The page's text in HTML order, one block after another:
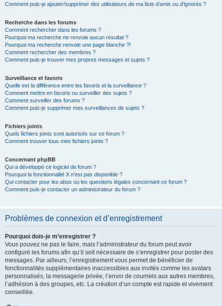
Comment puis-je ajouter/supprimer des utilisateurs de ma liste d’amis ou d’ignorés ?
Recherche dans les forums
Comment rechercher dans les forums ?
Pourquoi ma recherche ne renvoie aucun résultat ?
Pourquoi ma recherche renvoie une page blanche ?!
Comment rechercher des membres ?
Comment puis-je trouver mes propres messages et sujets ?
Surveillance et favoris
Quelle est la différence entre les favoris et la surveillance ?
Comment mettre en favoris ou surveiller des sujets ?
Comment surveiller des forums ?
Comment puis-je supprimer mes surveillances de sujets ?
Fichiers joints
Quels fichiers joints sont autorisés sur ce forum ?
Comment trouver tous mes fichiers joints ?
Concernant phpBB
Qui a développé ce logiciel de forum ?
Pourquoi la fonctionnalité X n’est pas disponible ?
Qui contacter pour les abus ou les questions légales concernant ce forum ?
Comment puis-je contacter un administrateur du forum ?
Problèmes de connexion et d’enregistrement
Pourquoi dois-je m’enregistrer ?
Vous pouvez ne pas le faire, mais l’administrateur du forum peut avoir
configuré les forums afin qu’il soit nécessaire de s’enregistrer pour poster des
messages. Par ailleurs, l’enregistrement vous permet de bénéficier de
fonctionnalités supplémentaires inaccessibles aux invités comme les avatars
personnalisés, la messagerie privée, l’envoi de courriels aux autres membres,
l’adhésion à des groupes, etc. La création d’un compte est rapide et vivement
conseillée.